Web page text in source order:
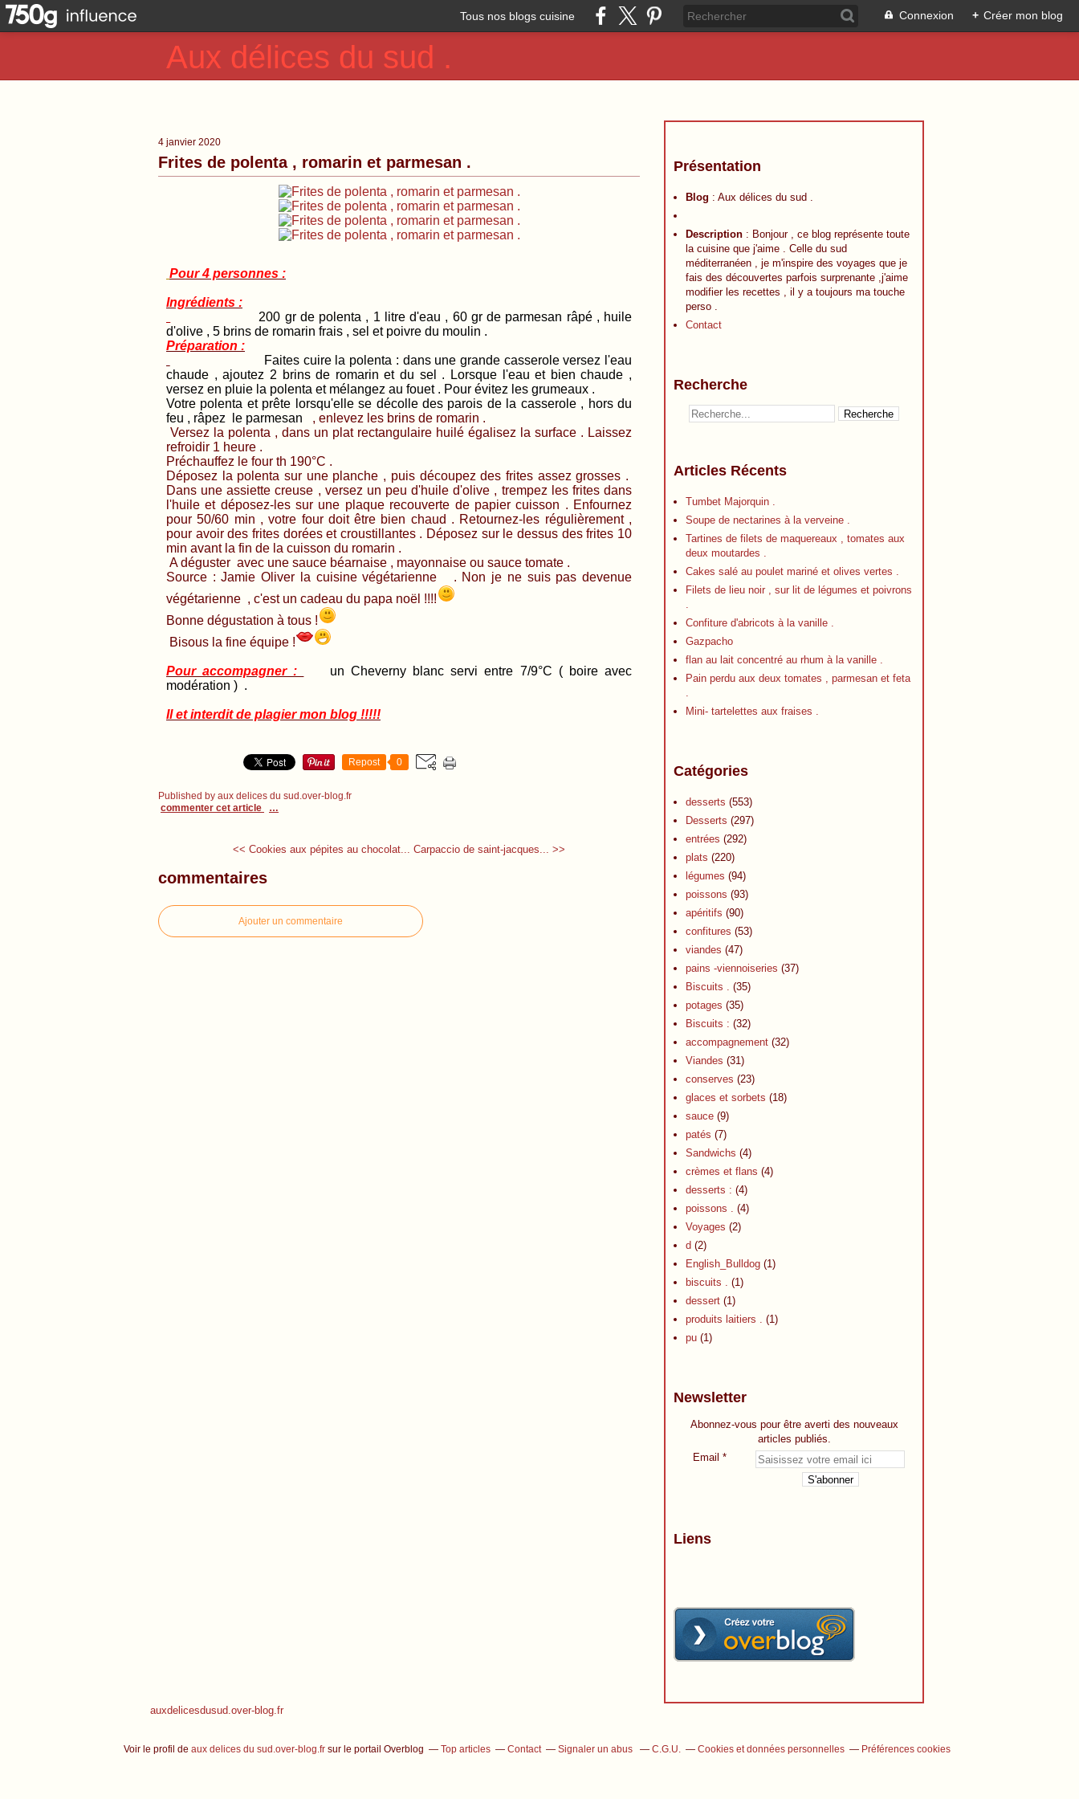
Tous nos blogs cuisine Connexion + Créer mon blog
Aux délices du sud .
4 janvier 2020
Frites de polenta , romarin et parmesan .
Pour 4 personnes :
Ingrédients :
200 gr de polenta , 1 litre d'eau , 60 gr de parmesan râpé , huile
d'olive , 5 brins de romarin frais , sel et poivre du moulin .
Préparation :
Faites cuire la polenta : dans une grande casserole versez l'eau
chaude , ajoutez 2 brins de romarin et du sel . Lorsque l'eau et bien chaude ,
versez en pluie la polenta et mélangez au fouet . Pour évitez les grumeaux .
Votre polenta et prête lorsqu'elle se décolle des parois de la casserole , hors du
feu , râpez le parmesan
, enlevez les brins de romarin .
Versez la polenta , dans un plat rectangulaire huilé égalisez la surface . Laissez
refroidir 1 heure .
Préchauffez le four th 190°C .
Déposez la polenta sur une planche , puis découpez des frites assez grosses .
Dans une assiette creuse , versez un peu d'huile d'olive , trempez les frites dans
l'huile et déposez-les sur une plaque recouverte de papier cuisson . Enfournez
pour 50/60 min , votre four doit être bien chaud . Retournez-les régulièrement ,
pour avoir des frites dorées et croustillantes . Déposez sur le dessus des frites 10
min avant la fin de la cuisson du romarin .
A déguster avec une sauce béarnaise , mayonnaise ou sauce tomate .
Source : Jamie Oliver la cuisine végétarienne . Non je ne suis pas devenue
végétarienne , c'est un cadeau du papa noël !!!!
Bonne dégustation à tous !
Bisous la fine équipe !
Pour accompagner :
un Cheverny blanc servi entre 7/9°C ( boire avec
modération ) .
Il et interdit de plagier mon blog !!!!!
Repost 0
Published by aux delices du sud.over-blog.fr
commenter cet article
…
<< Cookies aux pépites au chocolat... Carpaccio de saint-jacques... >>
commentaires
Ajouter un commentaire
Présentation
Blog : Aux délices du sud .
Description : Bonjour , ce blog représente toute
la cuisine que j'aime . Celle du sud
méditerranéen , je m'inspire des voyages que je
fais des découvertes parfois surprenante ,j'aime
modifier les recettes , il y a toujours ma touche
perso .
Contact
Recherche
Articles Récents
Tumbet Majorquin .
Soupe de nectarines à la verveine .
Tartines de filets de maquereaux , tomates aux
deux moutardes .
Cakes salé au poulet mariné et olives vertes .
Filets de lieu noir , sur lit de légumes et poivrons
.
Confiture d'abricots à la vanille .
Gazpacho
flan au lait concentré au rhum à la vanille .
Pain perdu aux deux tomates , parmesan et feta
.
Mini- tartelettes aux fraises .
Catégories
desserts (553)
Desserts (297)
entrées (292)
plats (220)
légumes (94)
poissons (93)
apéritifs (90)
confitures (53)
viandes (47)
pains -viennoiseries (37)
Biscuits . (35)
potages (35)
Biscuits : (32)
accompagnement (32)
Viandes (31)
conserves (23)
glaces et sorbets (18)
sauce (9)
patés (7)
Sandwichs (4)
crèmes et flans (4)
desserts : (4)
poissons . (4)
Voyages (2)
d (2)
English_Bulldog (1)
biscuits . (1)
dessert (1)
produits laitiers . (1)
pu (1)
Newsletter
Abonnez-vous pour être averti des nouveaux
articles publiés.
Email
Liens
auxdelicesdusud.over-blog.fr
Voir le profil de aux delices du sud.over-blog.fr sur le portail Overblog Top articles Contact Signaler un abus C.G.U. Cookies et données personnelles Préférences cookies